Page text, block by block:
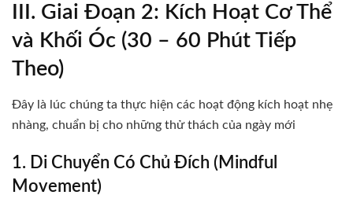
III. Giai Đoạn 2: Kích Hoạt Cơ Thể
và Khối Óc (30 – 60 Phút Tiếp
Theo)
Đây là lúc chúng ta thực hiện các hoạt động kích hoạt nhẹ
nhàng, chuẩn bị cho những thử thách của ngày mới
1. Di Chuyển Có Chủ Đích (Mindful
Movement)